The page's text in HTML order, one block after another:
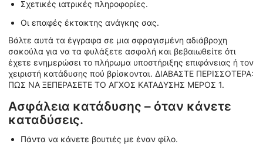
Σχετικές ιατρικές πληροφορίες.
Οι επαφές έκτακτης ανάγκης σας.
Βάλτε αυτά τα έγγραφα σε μια σφραγισμένη αδιάβροχη
σακούλα για να τα φυλάξετε ασφαλή και βεβαιωθείτε ότι
έχετε ενημερώσει το πλήρωμα υποστήριξης επιφάνειας ή τον
χειριστή κατάδυσης πού βρίσκονται. ΔΙΑΒΑΣΤΕ ΠΕΡΙΣΣΟΤΕΡΑ:
ΠΩΣ ΝΑ ΞΕΠΕΡΑΣΕΤΕ ΤΟ ΑΓΧΟΣ ΚΑΤΑΔΥΣΗΣ ΜΕΡΟΣ 1.
Ασφάλεια κατάδυσης – όταν κάνετε
καταδύσεις.
Πάντα να κάνετε βουτιές με έναν φίλο.